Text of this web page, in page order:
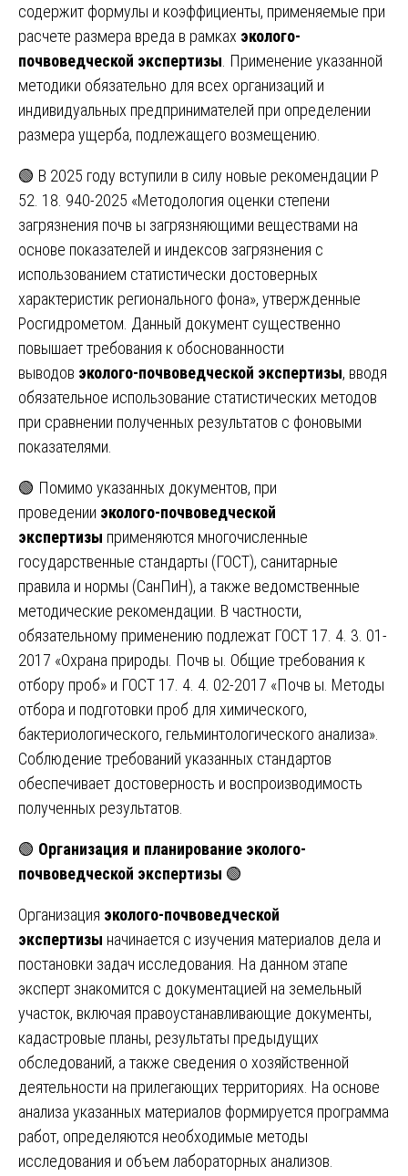
содержит формулы и коэффициенты, применяемые при
расчете размера вреда в рамках эколого-
почвоведческой экспертизы . Применение указанной
методики обязательно для всех организаций и
индивидуальных предпринимателей при определении
размера ущерба, подлежащего возмещению.
🟢 В 2025 году вступили в силу новые рекомендации Р
52. 18. 940-2025 «Методология оценки степени
загрязнения почв ы загрязняющими веществами на
основе показателей и индексов загрязнения с
использованием статистически достоверных
характеристик регионального фона», утвержденные
Росгидрометом. Данный документ существенно
повышает требования к обоснованности
выводов эколого-почвоведческой экспертизы, вводя
обязательное использование статистических методов
при сравнении полученных результатов с фоновыми
показателями.
🟢 Помимо указанных документов, при
проведении эколого-почвоведческой
экспертизы применяются многочисленные
государственные стандарты (ГОСТ), санитарные
правила и нормы (СанПиН), а также ведомственные
методические рекомендации. В частности,
обязательному применению подлежат ГОСТ 17. 4. 3. 01-
2017 «Охрана природы. Почв ы. Общие требования к
отбору проб» и ГОСТ 17. 4. 4. 02-2017 «Почв ы. Методы
отбора и подготовки проб для химического,
бактериологического, гельминтологического анализа».
Соблюдение требований указанных стандартов
обеспечивает достоверность и воспроизводимость
полученных результатов.
🟢 Организация и планирование эколого-
почвоведческой экспертизы 🟢
Организация эколого-почвоведческой
экспертизы начинается с изучения материалов дела и
постановки задач исследования. На данном этапе
эксперт знакомится с документацией на земельный
участок, включая правоустанавливающие документы,
кадастровые планы, результаты предыдущих
обследований, а также сведения о хозяйственной
деятельности на прилегающих территориях. На основе
анализа указанных материалов формируется программа
работ, определяются необходимые методы
исследования и объем лабораторных анализов.